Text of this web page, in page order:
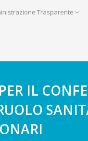
Trasparente
IL